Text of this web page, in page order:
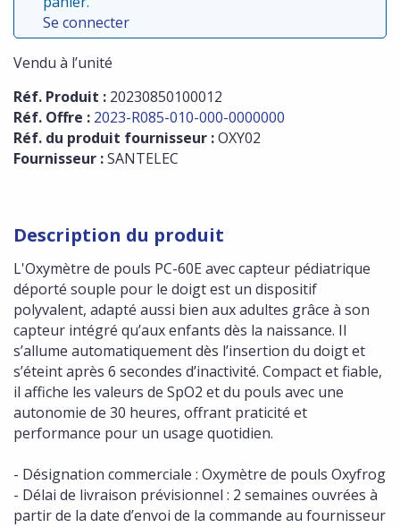
Se connecter
Vendu à l’unité
Réf. Produit : 20230850100012
Réf. Offre : 2023-R085-010-000-0000000
Réf. du produit fournisseur :OXY02
Fournisseur :SANTELEC
Description du produit
L'Oxymètre de pouls PC-60E avec capteur pédiatrique
déporté souple pour le doigt est un dispositif
polyvalent, adapté aussi bien aux adultes grâce à son
capteur intégré qu’aux enfants dès la naissance. Il
s’allume automatiquement dès l’insertion du doigt et
s’éteint après 6 secondes d’inactivité. Compact et fiable,
il affiche les valeurs de SpO2 et du pouls avec une
autonomie de 30 heures, offrant praticité et
performance pour un usage quotidien.
- Désignation commerciale : Oxymètre de pouls Oxyfrog
- Délai de livraison prévisionnel : 2 semaines ouvrées à
partir de la date d’envoi de la commande au fournisseur